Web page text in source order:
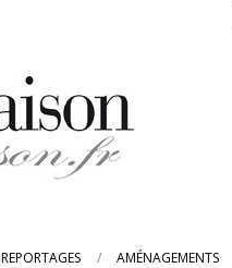
REPORTAGES AMÉNAGEMENTS